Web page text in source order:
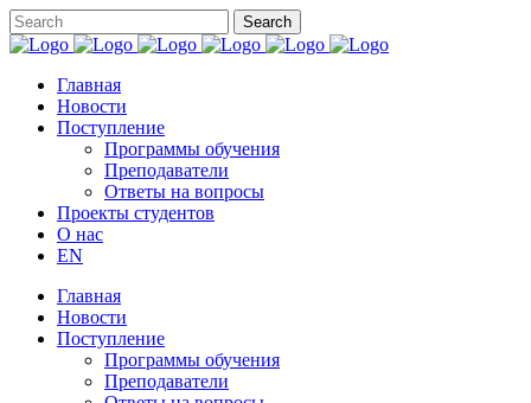
Главная
Новости
Поступление
Программы обучения
Преподаватели
Ответы на вопросы
Проекты студентов
О нас
EN
Главная
Новости
Поступление
Программы обучения
Преподаватели